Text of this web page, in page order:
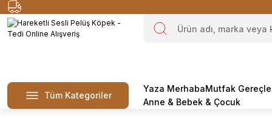
Tüm Kategoriler
Yaza MerhabaMutfak
Anne & Bebek & Çocuk